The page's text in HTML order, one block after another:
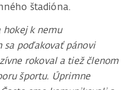
štadióna.
hokej k nemu
poďakovať pánovi
rokoval a tiež členom
športu. Úprimne